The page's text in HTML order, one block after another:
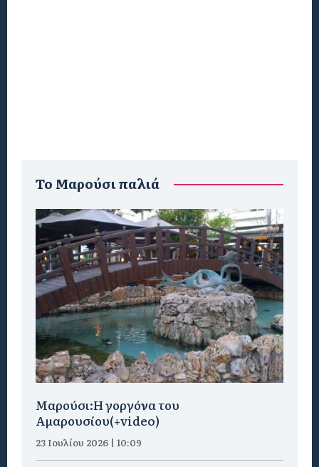
To Μαρούσι παλιά
Μαρούσι:H γοργόνα του
Αμαρουσίου(+video)
23 Ιουλίου 2026 | 10:09